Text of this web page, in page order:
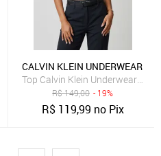
Decote V Soltinha Elegante
CALVIN KLEIN UNDERWEAR
Top Calvin Klein Underwear
R$149,00 - 19%
R$ 119,99 no Pix